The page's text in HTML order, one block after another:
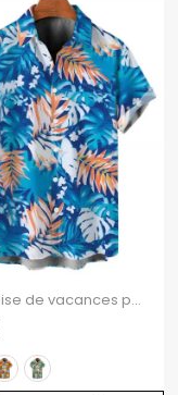
Chemise de vacances pour homme à Hawaï, idéale pour la plage. Imprimé tropical colorblock à feuilles de monstera. Chemise boutonnée.